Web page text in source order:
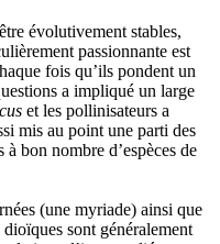
évolutivement stables,
passionnante est
fois qu’ils pondent un
a impliqué un large
et les pollinisateurs a
mis au point une parti des
bon nombre d’espèces de
(une myriade) ainsi que
sont généralement